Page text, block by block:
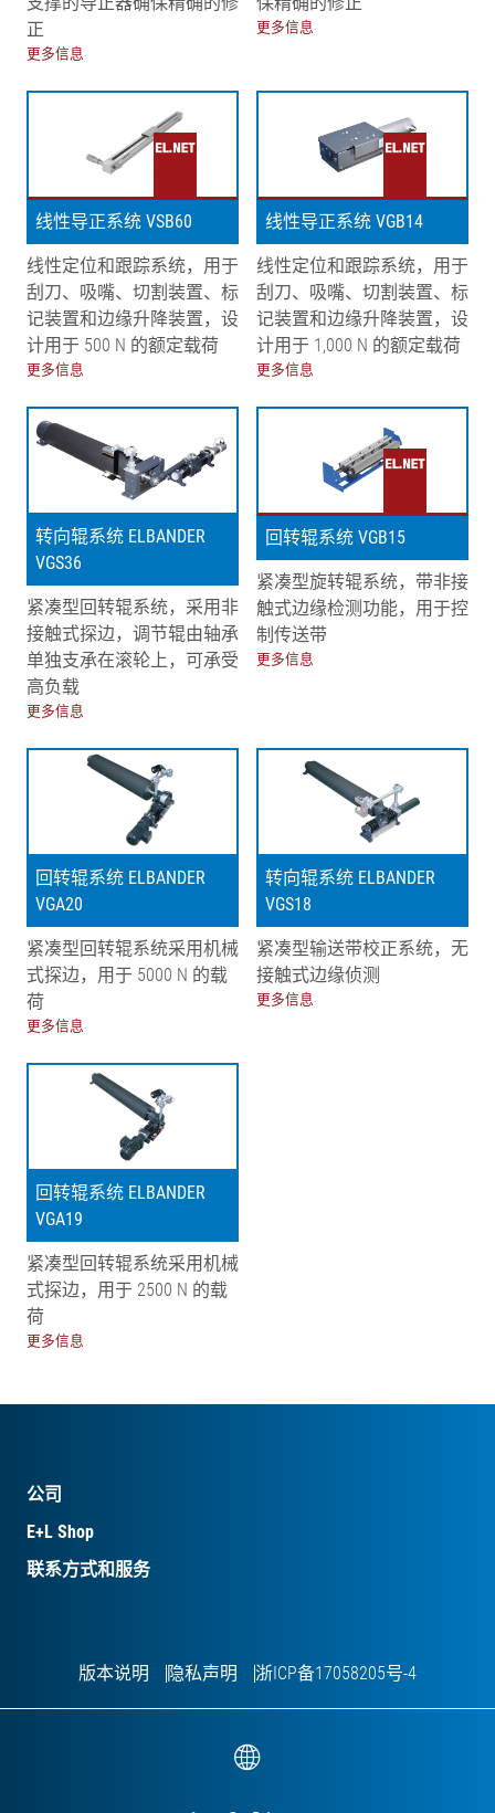
正
更多信息
更多信息
线性导正系统 VSB60
线性定位和跟踪系统，用于
刮刀、吸嘴、切割装置、标
记装置和边缘升降装置，设
计用于 500 N 的额定载荷
更多信息
线性导正系统 VGB14
线性定位和跟踪系统，用于
刮刀、吸嘴、切割装置、标
记装置和边缘升降装置，设
计用于 1,000 N 的额定载荷
更多信息
转向辊系统 ELBANDER
VGS36
紧凑型回转辊系统，采用非
接触式探边，调节辊由轴承
单独支承在滚轮上，可承受
高负载
更多信息
回转辊系统 VGB15
紧凑型旋转辊系统，带非接
触式边缘检测功能，用于控
制传送带
更多信息
回转辊系统 ELBANDER
VGA20
紧凑型回转辊系统采用机械
式探边，用于 5000 N 的载
荷
更多信息
转向辊系统 ELBANDER
VGS18
紧凑型输送带校正系统，无
接触式边缘侦测
更多信息
回转辊系统 ELBANDER
VGA19
紧凑型回转辊系统采用机械
式探边，用于 2500 N 的载
荷
更多信息
公司
E+L Shop
联系方式和服务
版本说明 隐私声明 浙ICP备17058205号-4